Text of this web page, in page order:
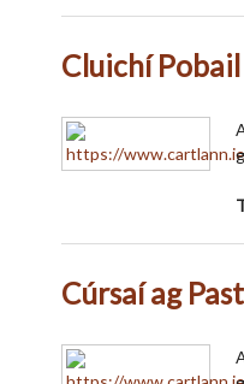
Cluichí
Cúrsaí ag